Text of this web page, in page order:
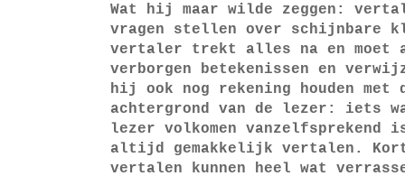
Wat hij maar wilde zeggen:
vragen stellen over schijnbare
vertaler trekt alles na en moet
verborgen betekenissen en
hij ook nog rekening houden met
achtergrond van de lezer: iets
lezer volkomen
altijd gemakkelijk vertalen.
vertalen kunnen heel wat